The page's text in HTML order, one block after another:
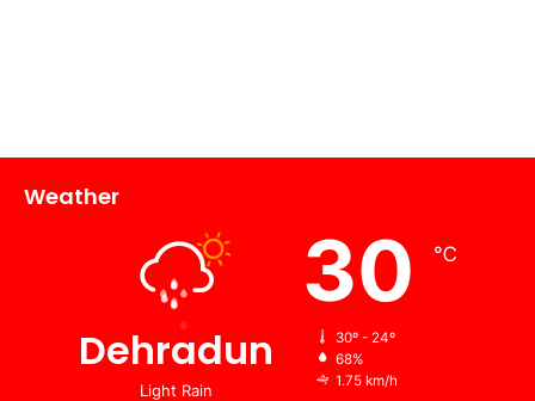
Weather
Dehradun
Light Rain
30 ℃
30º - 24º
68%
1.75 km/h